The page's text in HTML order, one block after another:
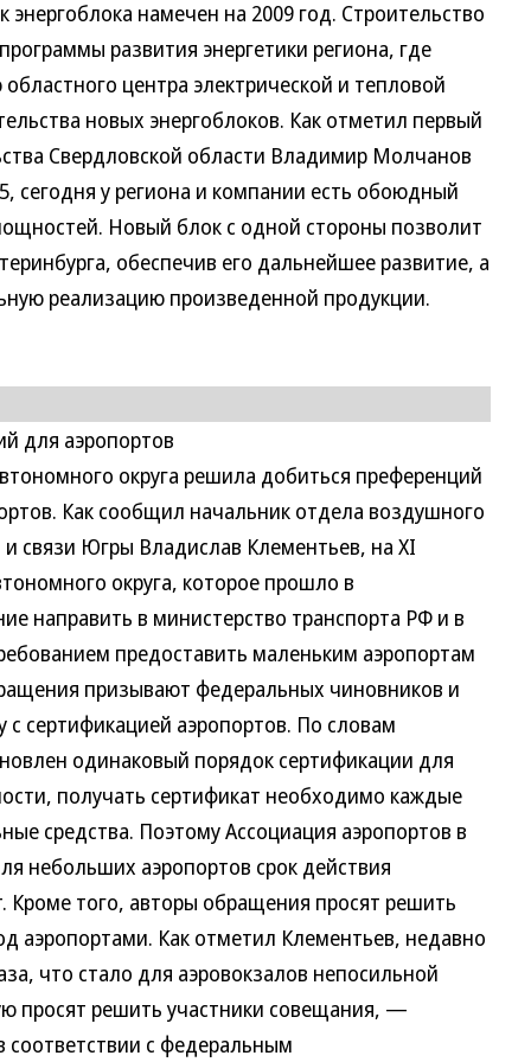
энергоблока намечен на 2009 год. Строительство
развития энергетики региона, где
центра электрической и тепловой
новых энергоблоков. Как отметил первый
Свердловской области Владимир Молчанов
сегодня у региона и компании есть обоюдный
Новый блок с одной стороны позволит
обеспечив его дальнейшее развитие, а
реализацию произведенной продукции.
для аэропортов
округа решила добиться преференций
Как сообщил начальник отдела воздушного
связи Югры Владислав Клементьев, на XI
округа, которое прошло в
направить в министерство транспорта РФ и в
предоставить маленьким аэропортам
призывают федеральных чиновников и
сертификацией аэропортов. По словам
одинаковый порядок сертификации для
получать сертификат необходимо каждые
средства. Поэтому Ассоциация аэропортов в
небольших аэропортов срок действия
Кроме того, авторы обращения просят решить
аэропортами. Как отметил Клементьев, недавно
что стало для аэровокзалов непосильной
просят решить участники совещания, —
соответствии с федеральным